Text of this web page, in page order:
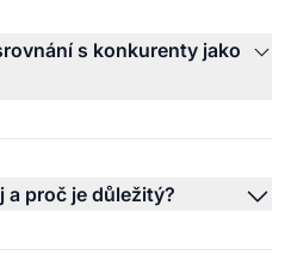
s konkurenty jako
a proč je důležitý?